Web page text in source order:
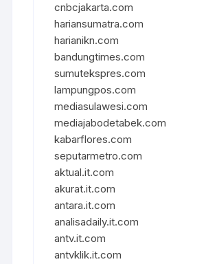
cnbcjakarta.com
hariansumatra.com
harianikn.com
bandungtimes.com
sumutekspres.com
lampungpos.com
mediasulawesi.com
mediajabodetabek.com
kabarflores.com
seputarmetro.com
aktual.it.com
akurat.it.com
antara.it.com
analisadaily.it.com
antv.it.com
antvklik.it.com